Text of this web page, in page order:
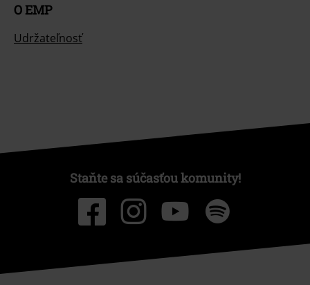
O EMP
Udržateľnosť
Staňte sa súčasťou komunity!